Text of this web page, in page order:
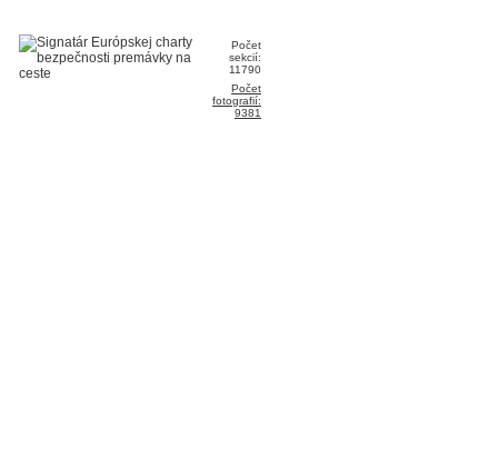
Počet
sekcií:
11790
Počet
fotografií:
9381